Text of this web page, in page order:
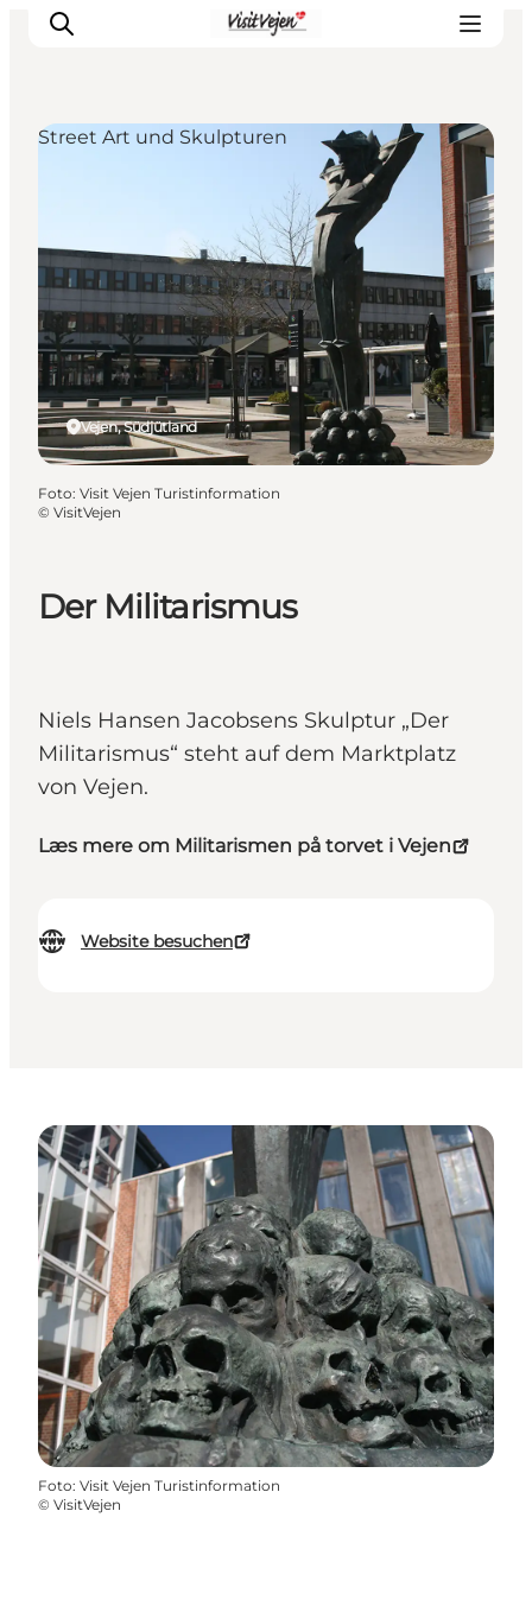
Nature
Städte
Events
Explore
Der Militarismus
Niels Hansen Jacobsens Skulptur „Der
Militarismus“ steht auf dem Marktplatz
von Vejen.
Læs mere om Militarismen på torvet i Vejen
Website besuchen
Vejen, Südjütland
Street Art und Skulpturen
Foto: Visit Vejen Turistinformation
© VisitVejen
Foto: Visit Vejen Turistinformation
© VisitVejen